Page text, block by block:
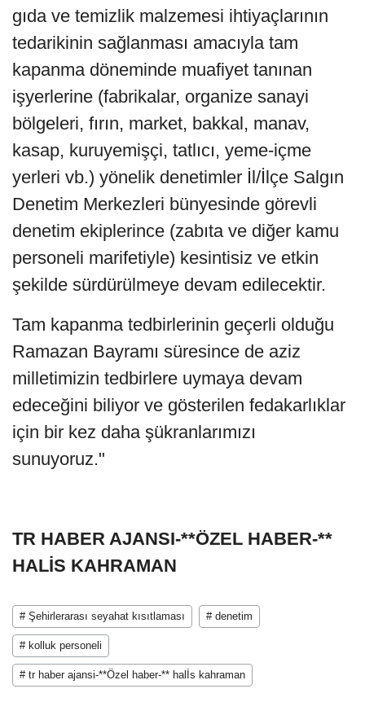
gıda ve temizlik malzemesi ihtiyaçlarının
tedarikinin sağlanması amacıyla tam
kapanma döneminde muafiyet tanınan
işyerlerine (fabrikalar, organize sanayi
bölgeleri, fırın, market, bakkal, manav,
kasap, kuruyemişçi, tatlıcı, yeme-içme
yerleri vb.) yönelik denetimler İl/İlçe Salgın
Denetim Merkezleri bünyesinde görevli
denetim ekiplerince (zabıta ve diğer kamu
personeli marifetiyle) kesintisiz ve etkin
şekilde sürdürülmeye devam edilecektir.
Tam kapanma tedbirlerinin geçerli olduğu
Ramazan Bayramı süresince de aziz
milletimizin tedbirlere uymaya devam
edeceğini biliyor ve gösterilen fedakarlıklar
için bir kez daha şükranlarımızı
sunuyoruz."
TR HABER AJANSI-**ÖZEL HABER-**
HALİS KAHRAMAN
# Şehirlerarası seyahat kısıtlaması # denetim
# kolluk personeli
# tr haber ajansi-**Özel haber-** halİs kahraman